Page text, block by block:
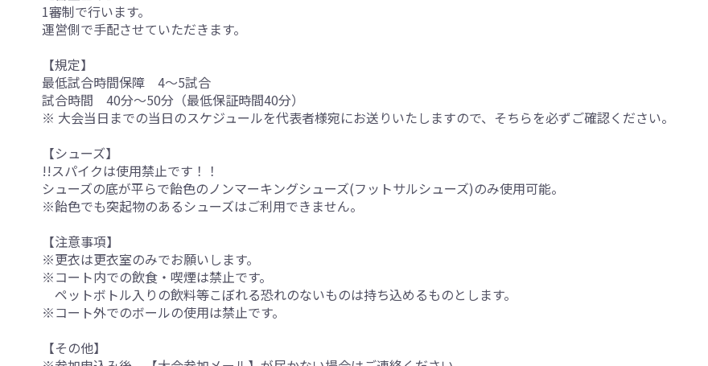
1審制で行います。
運営側で手配させていただきます。
【規定】
最低試合時間保障 4～5試合
試合時間 40分～50分（最低保証時間40分）
※ 大会当日までの当日のスケジュールを代表者様宛にお送りいたしますので、そちらを必ずご確認ください。
【シューズ】
!!スパイクは使用禁止です！！
シューズの底が平らで飴色のノンマーキングシューズ(フットサルシューズ)のみ使用可能。
※飴色でも突起物のあるシューズはご利用できません。
【注意事項】
※更衣は更衣室のみでお願いします。
※コート内での飲食・喫煙は禁止です。
ペットボトル入りの飲料等こぼれる恐れのないものは持ち込めるものとします。
※コート外でのボールの使用は禁止です。
【その他】